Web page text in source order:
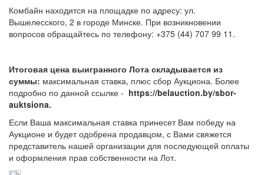
Комбайн находится на площадке по адресу: ул.
Вышелесского, 2 в городе Минске. При возникновении
вопросов обращайтесь по телефону: +375 (44) 707 99 11.
Итоговая цена выигранного Лота складывается из
суммы: максимальная ставка, плюс сбор Аукциона. Более
подробно по данной ссылке - https://belauction.by/sbor-
auktsiona.
Если Ваша максимальная ставка принесет Вам победу на
Аукционе и будет одобрена продавцом, с Вами свяжется
представитель нашей организации для последующей оплаты
и оформления прав собственности на Лот.